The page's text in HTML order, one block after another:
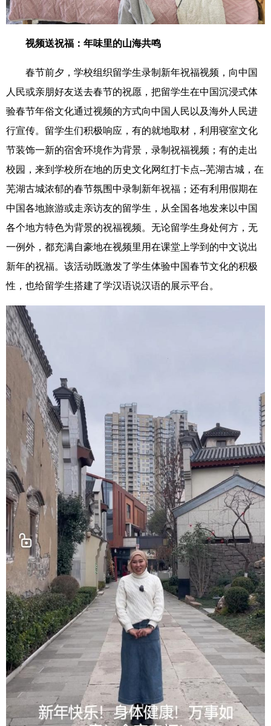
视频送祝福：年味里的山海共鸣
春节前夕，学校组织留学生录制新年祝福视频，向中国
人民或亲朋好友送去春节的祝愿，把留学生在中国沉浸式体
验春节年俗文化通过视频的方式向中国人民以及海外人民进
行宣传。留学生们积极响应，有的就地取材，利用寝室文化
节装饰一新的宿舍环境作为背景，录制祝福视频；有的走出
校园，来到学校所在地的历史文化网红打卡点--芜湖古城，在
芜湖古城浓郁的春节氛围中录制新年祝福；还有利用假期在
中国各地旅游或走亲访友的留学生，从全国各地发来以中国
各个地方特色为背景的祝福视频。无论留学生身处何方，无
一例外，都充满自豪地在视频里用在课堂上学到的中文说出
新年的祝福。该活动既激发了学生体验中国春节文化的积极
性，也给留学生搭建了学汉语说汉语的展示平台。